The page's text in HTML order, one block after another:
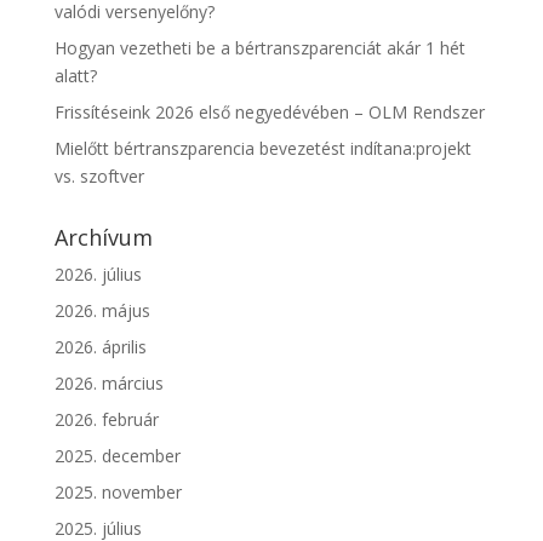
valódi versenyelőny?
Hogyan vezetheti be a bértranszparenciát akár 1 hét
alatt?
Frissítéseink 2026 első negyedévében – OLM Rendszer
Mielőtt bértranszparencia bevezetést indítana:projekt
vs. szoftver
Archívum
2026. július
2026. május
2026. április
2026. március
2026. február
2025. december
2025. november
2025. július